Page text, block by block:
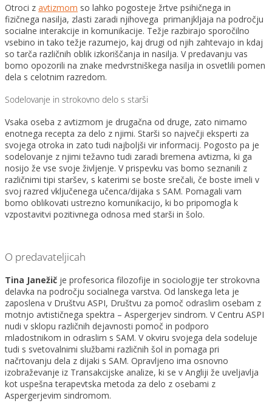
Otroci z avtizmom so lahko pogosteje žrtve psihičnega in
fizičnega nasilja, zlasti zaradi njihovega primanjkljaja na področju
socialne interakcije in komunikacije. Težje razbirajo sporočilno
vsebino in tako težje razumejo, kaj drugi od njih zahtevajo in kdaj
so tarča različnih oblik izkoriščanja in nasilja. V predavanju vas
bomo opozorili na znake medvrstniškega nasilja in osvetlili pomen
dela s celotnim razredom.
Sodelovanje in strokovno delo s starši
Vsaka oseba z avtizmom je drugačna od druge, zato nimamo
enotnega recepta za delo z njimi. Starši so največji eksperti za
svojega otroka in zato tudi najboljši vir informacij. Pogosto pa je
sodelovanje z njimi težavno tudi zaradi bremena avtizma, ki ga
nosijo že vse svoje življenje. V prispevku vas bomo seznanili z
različnimi tipi staršev, s katerimi se boste srečali, če boste imeli v
svoj razred vključenega učenca/dijaka s SAM. Pomagali vam
bomo oblikovati ustrezno komunikacijo, ki bo pripomogla k
vzpostavitvi pozitivnega odnosa med starši in šolo.
O predavateljicah
Tina Janežič je profesorica filozofije in sociologije ter strokovna
delavka na področju socialnega varstva. Od lanskega leta je
zaposlena v Društvu ASPI, Društvu za pomoč odraslim osebam z
motnjo avtističnega spektra – Aspergerjev sindrom. V Centru ASPI
nudi v sklopu različnih dejavnosti pomoč in podporo
mladostnikom in odraslim s SAM. V okviru svojega dela sodeluje
tudi s svetovalnimi službami različnih šol in pomaga pri
načrtovanju dela z dijaki s SAM. Opravljeno ima osnovno
izobraževanje iz Transakcijske analize, ki se v Angliji že uveljavlja
kot uspešna terapevtska metoda za delo z osebami z
Aspergerjevim sindromom.